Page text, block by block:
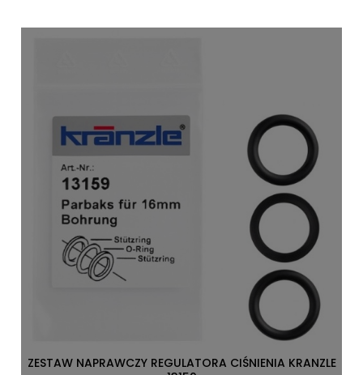
ZESTAW NAPRAWCZY REGULATORA CIŚNIENIA KRANZLE